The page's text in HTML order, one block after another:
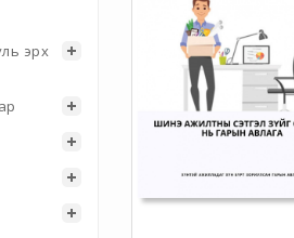
эрх